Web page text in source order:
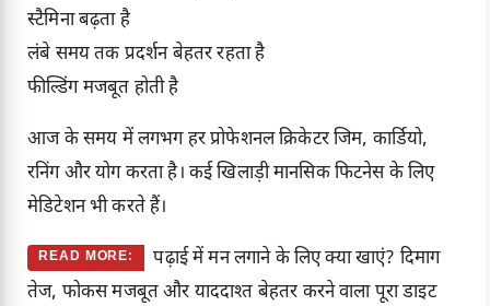
स्टैमिना बढ़ता है
लंबे समय तक प्रदर्शन बेहतर रहता है
फील्डिंग मजबूत होती है
आज के समय में लगभग हर प्रोफेशनल क्रिकेटर जिम, कार्डियो,
रनिंग और योग करता है। कई खिलाड़ी मानसिक फिटनेस के लिए
मेडिटेशन भी करते हैं।
READ MORE:
पढ़ाई में मन लगाने के लिए क्या खाएं? दिमाग
तेज, फोकस मजबूत और याददाश्त बेहतर करने वाला पूरा डाइट